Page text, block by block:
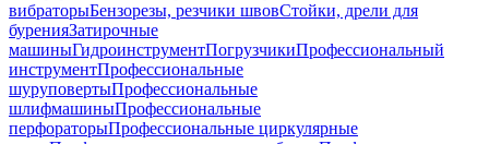
вибраторыБензорезы, резчики швовСтойки, дрели для
буренияЗатирочные
машиныГидроинструментПогрузчикиПрофессиональный
инструментПрофессиональные
шуруповертыПрофессиональные
шлифмашиныПрофессиональные
перфораторыПрофессиональные циркулярные